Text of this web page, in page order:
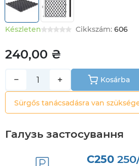
Készleten Cikkszám: 606
240,00 ₴
− + Kosárba
Sürgős tanácsadásra van
Галузь застосування
C250